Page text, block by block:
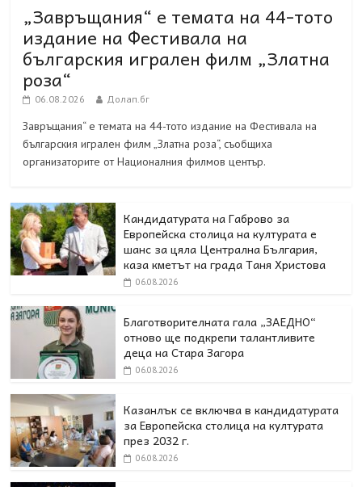
„Завръщания“ е темата на 44-тото
издание на Фестивала на
българския игрален филм „Златна
роза“
06.08.2026 Долап.бг
Завръщания“ е темата на 44-тото издание на Фестивала на
българския игрален филм „Златна роза“, съобщиха
организаторите от Националния филмов център.
Кандидатурата на Габрово за
Европейска столица на културата е
шанс за цяла Централна България,
каза кметът на града Таня Христова
06.08.2026
Благотворителната гала „ЗАЕДНО“
отново ще подкрепи талантливите
деца на Стара Загора
06.08.2026
Казанлък се включва в кандидатурата
за Европейска столица на културата
през 2032 г.
06.08.2026